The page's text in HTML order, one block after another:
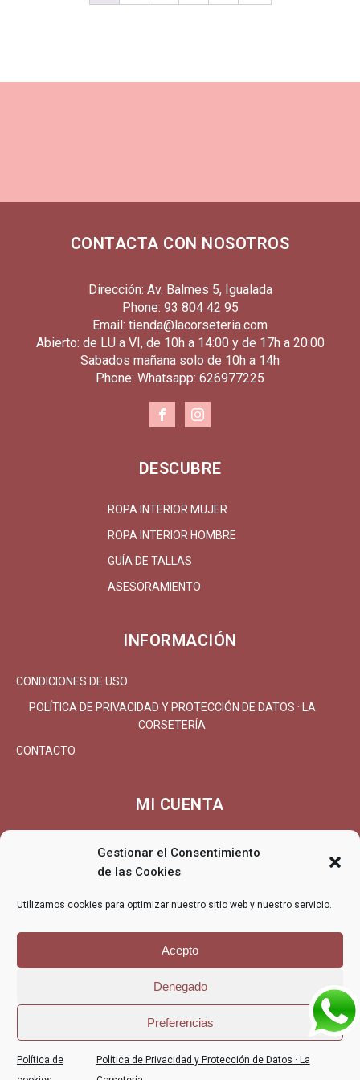
Gestionar el Consentimiento
de las Cookies
Utilizamos cookies para optimizar nuestro sitio web y nuestro servicio.
Acepto
Denegado
Preferencias
Política de
Política de Privacidad y Protección de Datos · La
CONTACTA CON NOSOTROS
Dirección: Av. Balmes 5, Igualada
Phone: 93 804 42 95
Email: tienda@lacorseteria.com
Abierto: de LU a VI, de 10h a 14:00 y de 17h a 20:00
Sabados mañana solo de 10h a 14h
Phone: Whatsapp: 626977225
DESCUBRE
ROPA INTERIOR MUJER
ROPA INTERIOR HOMBRE
GUÍA DE TALLAS
ASESORAMIENTO
INFORMACIÓN
CONDICIONES DE USO
POLÍTICA DE PRIVACIDAD Y PROTECCIÓN DE DATOS · LA
CORSETERÍA
CONTACTO
MI CUENTA
MI CUENTA/REGISTRARSE
CARRITO
DEVOLUCIONES/REEMBOLSO
© La Corsetería - La Corsetería, lencería, corsetería, especialistas
POLÍTICA DE PRIVACIDAD Y PROTECCIÓN
DE DATOS · LA CORSETERÍA
POLÍTICA DE